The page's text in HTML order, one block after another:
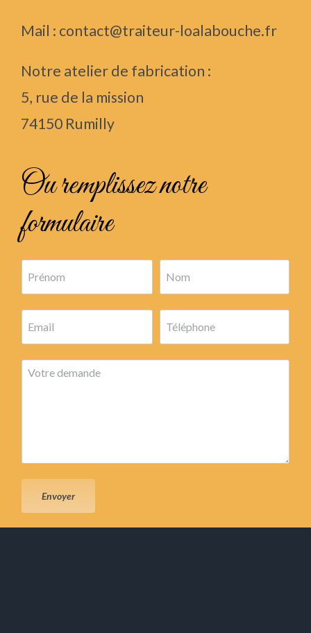
Mail : contact@traiteur-loalabouche.fr
Notre atelier de fabrication :
5, rue de la mission
74150 Rumilly
Ou remplissez notre
formulaire